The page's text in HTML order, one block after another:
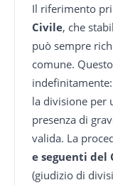
Il riferimento
Civile, che
può sempre
comune.
la divisione per
presenza di
valida. La
e seguenti del
(giudizio di